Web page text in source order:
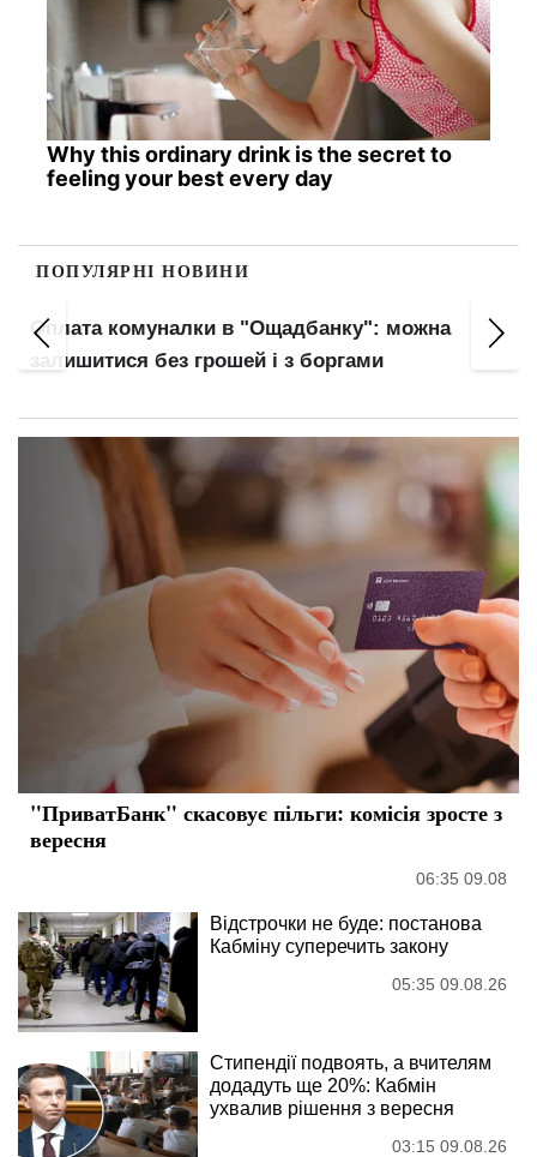
Why this ordinary drink is the secret to
feeling your best every day
ПОПУЛЯРНІ НОВИНИ
Оплата комуналки в "Ощадбанку": можна
залишитися без грошей і з боргами
"ПриватБанк" скасовує пільги: комісія зросте з
вересня
06:35 09.08
Відстрочки не буде: постанова
Кабміну суперечить закону
05:35 09.08.26
Стипендії подвоять, а вчителям
додадуть ще 20%: Кабмін
ухвалив рішення з вересня
03:15 09.08.26